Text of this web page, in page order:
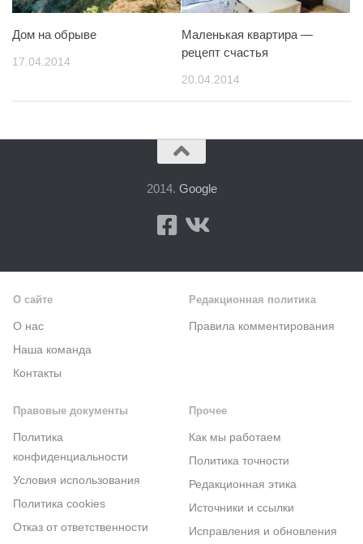
Дом на обрыве
17.04.2014
Маленькая квартира —
рецепт счастья
20.04.2014
2014. Google
О сайте
О нас
Наша команда
Контакты
Редакционная политика
Правила комментирования
Правовые документы
Политика
конфиденциальности
Условия использования
Политика cookies
Отказ от ответственности
Прочее
Как мы работаем
Политика точности
Редакционная этика
Источники и ссылки
Исправления и обновления